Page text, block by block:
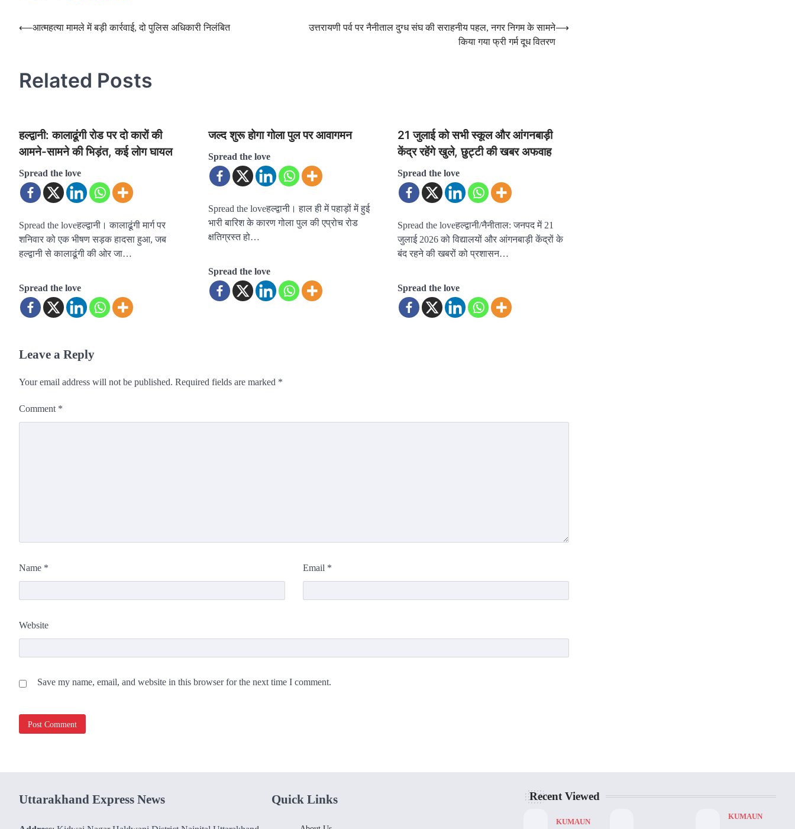
Post
⟵आत्महत्या मामले में बड़ी कार्रवाई, दो पुलिस अधिकारी निलंबित
उत्तरायणी पर्व पर नैनीताल दुग्ध संघ की सराहनीय पहल, नगर निगम के सामने
किया गया फ्री गर्म दूध वितरण
⟶
Related Posts
हल्द्वानी: कालाढूंगी रोड पर दो कारों की
आमने-सामने की भिड़ंत, कई लोग घायल
Spread the love
Spread the loveहल्द्वानी। कालाढूंगी मार्ग पर
शनिवार को एक भीषण सड़क हादसा हुआ, जब
हल्द्वानी से कालाढूंगी की ओर जा…
Spread the love
जल्द शुरू होगा गोला पुल पर आवागमन
Spread the love
Spread the loveहल्द्वानी। हाल ही में पहाड़ों में हुई
भारी बारिश के कारण गोला पुल की एप्रोच रोड
क्षतिग्रस्त हो…
Spread the love
21 जुलाई को सभी स्कूल और आंगनबाड़ी
केंद्र रहेंगे खुले, छुट्टी की खबर अफवाह
Spread the love
Spread the loveहल्द्वानी/नैनीताल: जनपद में 21
जुलाई 2026 को विद्यालयों और आंगनबाड़ी केंद्रों के
बंद रहने की खबरों को प्रशासन…
Spread the love
Leave a Reply
Your email address will not be published. Required fields are marked *
Comment *
Name * Email *
Website
Save my name, email, and website in this browser for the next time I comment.
Uttarakhand Express News Quick Links Recent Viewed
KUMAUN
KUMAUN